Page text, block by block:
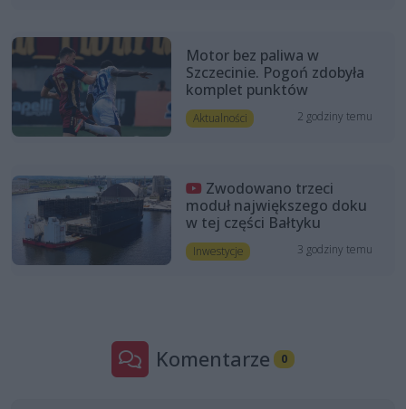
Motor bez paliwa w
Szczecinie. Pogoń zdobyła
komplet punktów
Aktualności 2 godziny temu
Zwodowano trzeci
moduł największego doku
w tej części Bałtyku
Inwestycje 3 godziny temu
Komentarze 0